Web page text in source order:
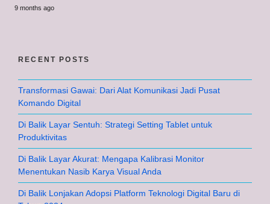
9 months ago
RECENT POSTS
Transformasi Gawai: Dari Alat Komunikasi Jadi Pusat
Komando Digital
Di Balik Layar Sentuh: Strategi Setting Tablet untuk
Produktivitas
Di Balik Layar Akurat: Mengapa Kalibrasi Monitor
Menentukan Nasib Karya Visual Anda
Di Balik Lonjakan Adopsi Platform Teknologi Digital Baru di